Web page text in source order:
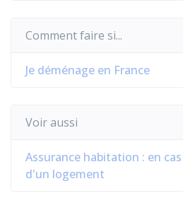
Comment faire si...
Je déménage en France
Voir aussi
Assurance habitation : en
d'un logement